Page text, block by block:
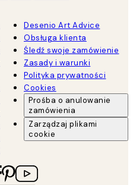
Desenio Art Advice
Obsługa klienta
Śledź swoje zamówienie
Zasady i warunki
Polityka prywatności
Cookies
Prośba o anulowanie
zamówienia
Zarządzaj plikami
cookie